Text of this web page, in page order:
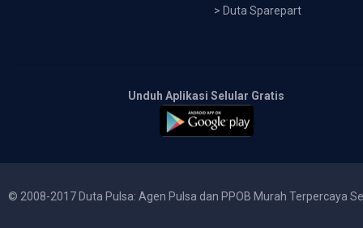
> Duta Sparepart
Unduh Aplikasi Selular Gratis
© 2008-2017 Duta Pulsa: Agen Pulsa dan PPOB Murah Terpercaya